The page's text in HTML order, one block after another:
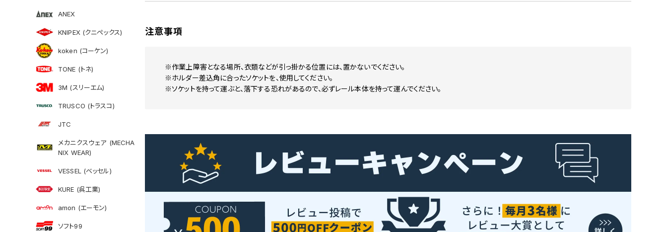
ANEX
KNIPEX (クニペックス)
koken (コーケン)
TONE (トネ)
3M (スリーエム)
TRUSCO (トラスコ)
JTC
メカニクスウェア (MECHA
NIX WEAR)
VESSEL (ベッセル)
KURE (呉工業)
amon (エーモン)
ソフト99
注意事項
※作業上障害となる場所、衣類などが引っ掛かる位置には、置かないでください。
※ホルダー差込角に合ったソケットを、使用してください。
※ソケットを持って運ぶと、落下する恐れがあるので、必ずレール本体を持って運んでください。